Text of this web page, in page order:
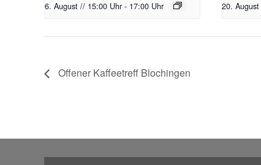
6. August // 15:00 Uhr - 17:00 Uhr 20.
Offener Kaffeetreff Blochingen